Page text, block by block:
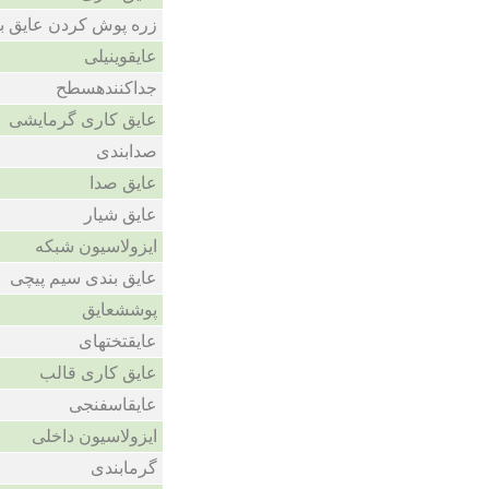
زره پوش کردن عایق
عایقوینیلی
جداکنندهسطح
عایق کاری گرمایشی
صدابندی
عایق صدا
عایق شیار
ایزولاسیون شبکه
عایق بندی سیم پیچی
پوششعایق
عایقتختهای
عایق کاری قالب
عایقاسفنجی
ایزولاسیون داخلی
گرمابندی